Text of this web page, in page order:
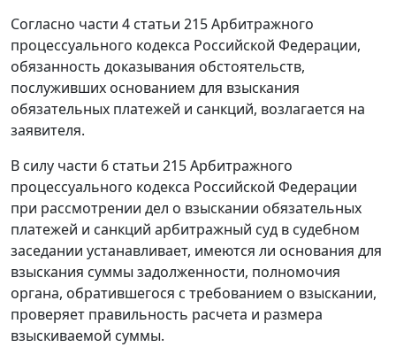
Согласно части 4 статьи 215Арбитражного
процессуального кодекса Российской Федерации,
обязанность доказывания обстоятельств,
послуживших основанием для взыскания
обязательных платежей и санкций, возлагается на
заявителя.
В силу части 6 статьи 215Арбитражного
процессуального кодекса Российской Федерации
при рассмотрении дел о взыскании обязательных
платежей и санкций арбитражный суд в судебном
заседании устанавливает, имеются ли основания для
взыскания суммы задолженности, полномочия
органа, обратившегося с требованием о взыскании,
проверяет правильность расчета и размера
взыскиваемой суммы.